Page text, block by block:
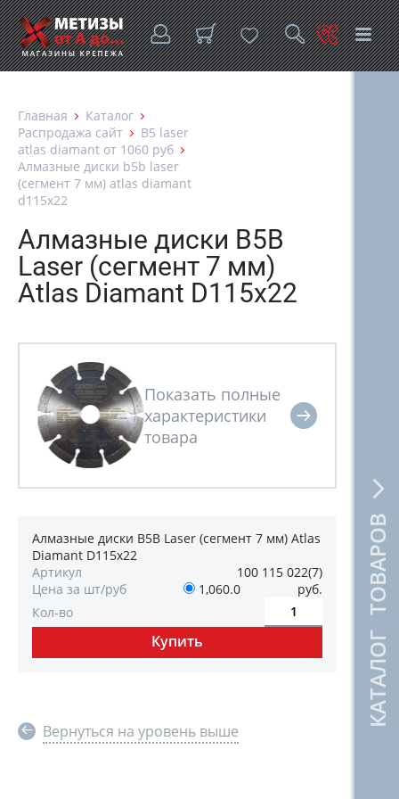
КАТАЛОГ ТОВАРОВ
Главная
Каталог
Распродажа сайт
B5 laser
atlas diamant от 1060 руб
Алмазные диски b5b laser
(сегмент 7 мм) atlas diamant
d115x22
Алмазные диски B5B
Laser (сегмент 7 мм)
Atlas Diamant D115x22
Алмазные диски B5B Laser (сегмент 7 мм) Atlas
Diamant D115x22
Артикул
100 115 022(7)
Цена за шт/руб
1,060.0
руб.
Кол-во
Вернуться на уровень выше